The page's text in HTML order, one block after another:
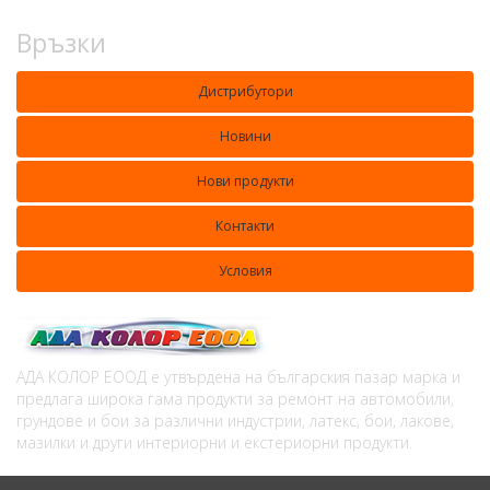
Връзки
Дистрибутори
Новини
Нови продукти
Контакти
Условия
АДА КОЛОР ЕООД е утвърдена на българския пазар марка и
предлага широка гама продукти за ремонт на автомобили,
грундове и бои за различни индустрии, латекс, бои, лакове,
мазилки и други интериорни и екстериорни продукти.